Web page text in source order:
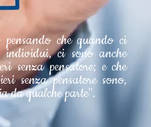
pensando che quando ci
individui, ci sono anche
senza pensatore; e che
senza pensatore sono,
da qualche parte".